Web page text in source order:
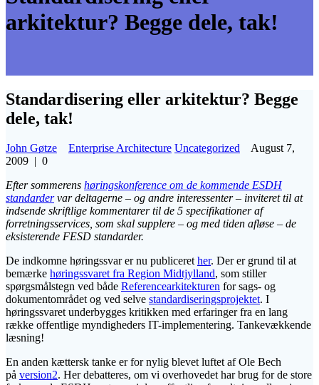
arkitektur? Begge dele, tak!
Standardisering eller arkitektur? Begge
dele, tak!
John Gøtze Enterprise Architecture Uncategorized
August 7,
2009 | 0
Efter sommerens høringskonference om de kommende ESDH
standardervar deltagerne – og andre interessenter – inviteret til at
indsende skriftlige kommentarer til de 5 specifikationer af
forretningsservices, som skal supplere – og med tiden afløse – de
eksisterende FESD standarder.
De indkomne høringssvar er nu publicerether. Der er grund til at
bemærke høringssvaret fra Region Midtjylland, som stiller
spørgsmålstegn ved både Referencearkitekturen for sags- og
dokumentområdet og ved selve standardiseringsprojektet. I
høringssvaret underbygges kritikken med erfaringer fra en lang
række offentlige myndigheders IT-implementering. Tankevækkende
læsning!
En anden kættersk tanke er for nylig blevet luftet af Ole Bech
på version2. Her debatteres, om vi overhovedet har brug for de store